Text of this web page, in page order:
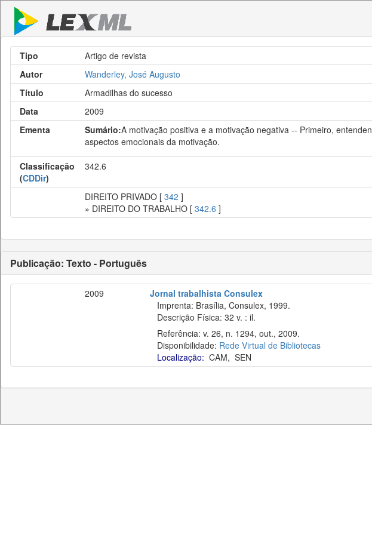
Tipo
Artigo de revista
Autor
Wanderley, José Augusto
Título
Armadilhas do sucesso
Data
2009
Ementa
Sumário:A motivação positiva e a motivação negativa -- Primeiro,
aspectos emocionais da motivação.
Classificação
(CDDir)
342.6
DIREITO PRIVADO [ 342 ]
» DIREITO DO TRABALHO [ 342.6 ]
Publicação: Texto - Português
2009
Jornal trabalhista Consulex
Imprenta: Brasília, Consulex, 1999.
Descrição Física: 32 v. : il.
Referência: v. 26, n. 1294, out., 2009.
Disponibilidade: Rede Virtual de Bibliotecas
Localização: CAM, SEN